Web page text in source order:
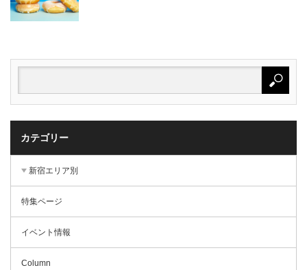
カテゴリー
新宿エリア別
特集ページ
イベント情報
Column